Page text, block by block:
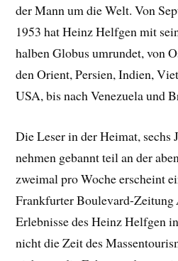
der Mann um die Welt. Von
1953 hat Heinz Helfgen mit
halben Globus umrundet, von
den Orient, Persien, Indien,
USA, bis nach Venezuela und
Die Leser in der Heimat, sechs
nehmen gebannt teil an der
zweimal pro Woche erscheint
Frankfurter Boulevard-Zeitung
Erlebnisse des Heinz Helfgen
nicht die Zeit des